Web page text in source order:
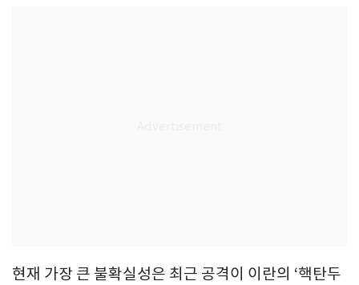
현재 가장 큰 불확실성은 최근 공격이 이란의 ‘핵탄두